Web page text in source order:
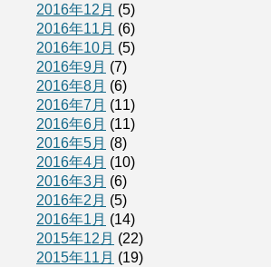
2016年12月 (5)
2016年11月 (6)
2016年10月 (5)
2016年9月 (7)
2016年8月 (6)
2016年7月 (11)
2016年6月 (11)
2016年5月 (8)
2016年4月 (10)
2016年3月 (6)
2016年2月 (5)
2016年1月 (14)
2015年12月 (22)
2015年11月 (19)